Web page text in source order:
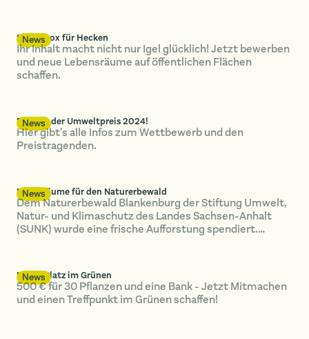
News
SUNK-Box für Hecken
Ihr Inhalt macht nicht nur Igel glücklich! Jetzt bewerben
und neue Lebensräume auf öffentlichen Flächen
schaffen.
News
Das war der Umweltpreis 2024!
Hier gibt's alle Infos zum Wettbewerb und den
Preistragenden.
News
Neue Bäume für den Naturerbewald
Dem Naturerbewald Blankenburg der Stiftung Umwelt,
Natur- und Klimaschutz des Landes Sachsen-Anhalt
(SUNK) wurde eine frische Aufforstung spendiert.…
News
Nimm Platz im Grünen
500 € für 30 Pflanzen und eine Bank - Jetzt Mitmachen
und einen Treffpunkt im Grünen schaffen!